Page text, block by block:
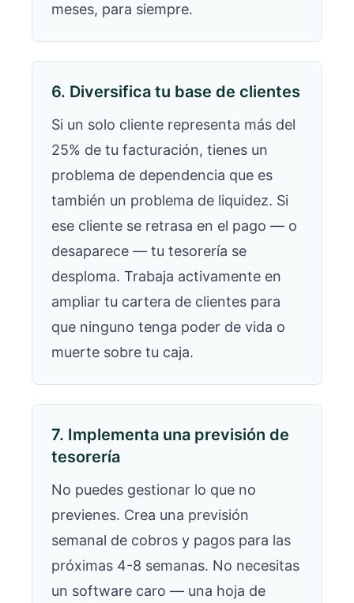
meses, para siempre.
6. Diversifica tu base de clientes
Si un solo cliente representa más del
25% de tu facturación, tienes un
problema de dependencia que es
también un problema de liquidez. Si
ese cliente se retrasa en el pago — o
desaparece — tu tesorería se
desploma. Trabaja activamente en
ampliar tu cartera de clientes para
que ninguno tenga poder de vida o
muerte sobre tu caja.
7. Implementa una previsión de
tesorería
No puedes gestionar lo que no
previenes. Crea una previsión
semanal de cobros y pagos para las
próximas 4-8 semanas. No necesitas
un software caro — una hoja de